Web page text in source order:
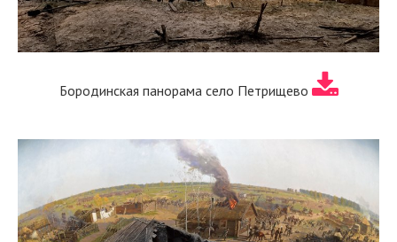
Бородинская панорама село Петрищево